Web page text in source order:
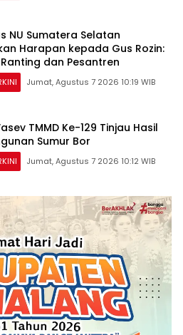
NU Sumatera Selatan
Harapan kepada Gus Rozin:
dan Pesantren
Jumat, Agustus 7 2026 10:19 WIB
TMMD Ke-129 Tinjau Hasil
Sumur Bor
Jumat, Agustus 7 2026 10:12 WIB